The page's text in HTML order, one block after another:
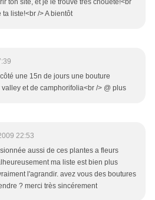
ton site, et je le trouve très chouete!<br
liste!<br /> A bientôt
une 15n de jours une bouture
et de camphorifolia<br /> @ plus
22:53
aussi de ces plantes a fleurs
ma liste est bien plus
l'agrandir. avez vous des boutures
? merci très sincérement